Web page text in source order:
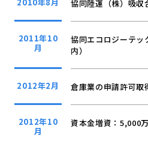
協同陸運（株）吸収
2011年10
月
協同エコロジーテッ
内）
2012年2月 倉庫業の申請許可取
2012年10
月
資本金増資：5,000